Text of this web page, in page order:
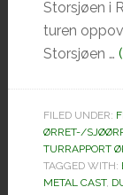
Storsjøen i
turen
Storsjøen …
FILED UNDER:
ØRRET-/
TURRAPPORT
TAGGED WITH:
METAL CAST,